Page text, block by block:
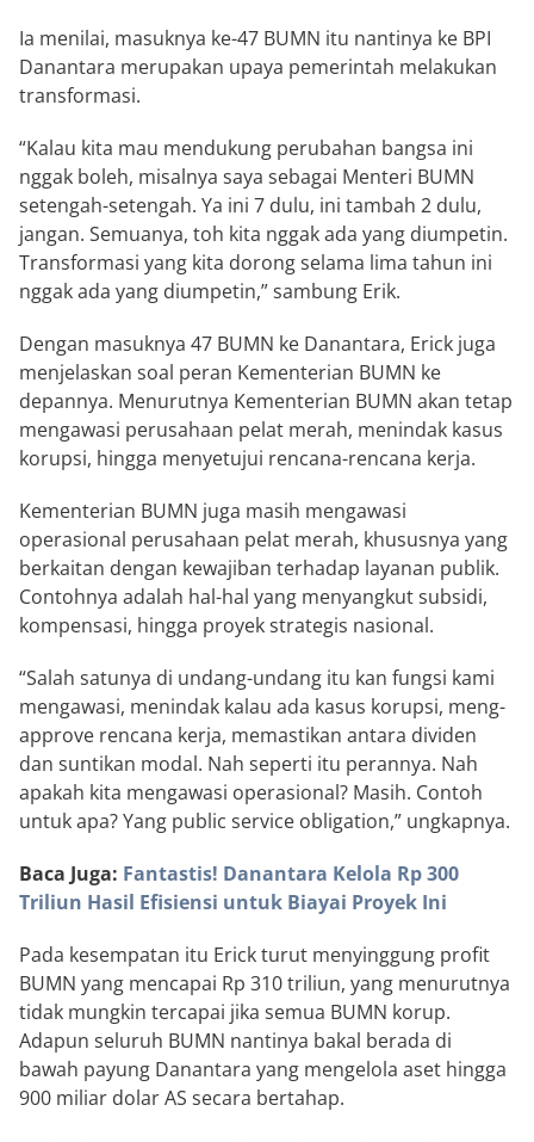
Ia menilai, masuknya ke-47 BUMN itu nantinya ke BPI
Danantara merupakan upaya pemerintah melakukan
transformasi.
“Kalau kita mau mendukung perubahan bangsa ini
nggak boleh, misalnya saya sebagai Menteri BUMN
setengah-setengah. Ya ini 7 dulu, ini tambah 2 dulu,
jangan. Semuanya, toh kita nggak ada yang diumpetin.
Transformasi yang kita dorong selama lima tahun ini
nggak ada yang diumpetin,” sambung Erik.
Dengan masuknya 47 BUMN ke Danantara, Erick juga
menjelaskan soal peran Kementerian BUMN ke
depannya. Menurutnya Kementerian BUMN akan tetap
mengawasi perusahaan pelat merah, menindak kasus
korupsi, hingga menyetujui rencana-rencana kerja.
Kementerian BUMN juga masih mengawasi
operasional perusahaan pelat merah, khususnya yang
berkaitan dengan kewajiban terhadap layanan publik.
Contohnya adalah hal-hal yang menyangkut subsidi,
kompensasi, hingga proyek strategis nasional.
“Salah satunya di undang-undang itu kan fungsi kami
mengawasi, menindak kalau ada kasus korupsi, meng-
approve rencana kerja, memastikan antara dividen
dan suntikan modal. Nah seperti itu perannya. Nah
apakah kita mengawasi operasional? Masih. Contoh
untuk apa? Yang public service obligation,” ungkapnya.
Baca Juga: Fantastis! Danantara Kelola Rp 300
Triliun Hasil Efisiensi untuk Biayai Proyek Ini
Pada kesempatan itu Erick turut menyinggung profit
BUMN yang mencapai Rp 310 triliun, yang menurutnya
tidak mungkin tercapai jika semua BUMN korup.
Adapun seluruh BUMN nantinya bakal berada di
bawah payung Danantara yang mengelola aset hingga
900 miliar dolar AS secara bertahap.